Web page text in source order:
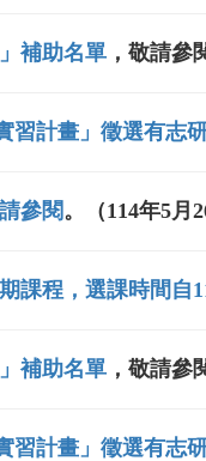
補助名單 ，敬請參
計畫」徵選有志
參閱 。（114年5月
課程，選課時間自
補助名單 ，敬請參
計畫」徵選有志